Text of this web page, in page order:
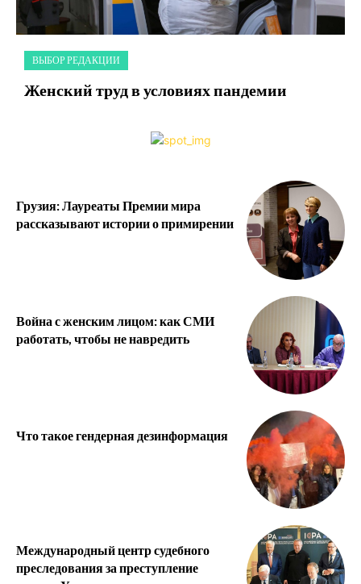
ВЫБОР РЕДАКЦИИ
Женский труд в условиях пандемии
Грузия: Лауреаты Премии мира
рассказывают истории о примирении
Война с женским лицом: как СМИ
работать, чтобы не навредить
Что такое гендерная дезинформация
Международный центр судебного
преследования за преступление